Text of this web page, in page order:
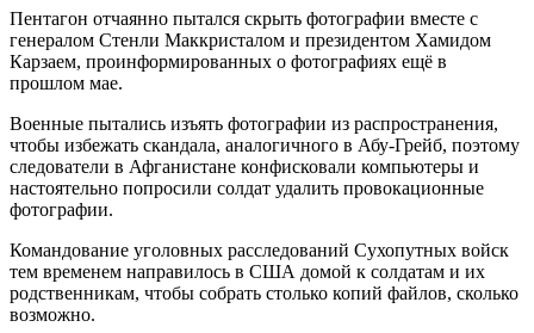
Пентагон отчаянно пытался скрыть фотографии вместе с
генералом Стенли Маккристалом и президентом Хамидом
Карзаем, проинформированных о фотографиях ещё в
прошлом мае.
Военные пытались изъять фотографии из распространения,
чтобы избежать скандала, аналогичного в Абу-Грейб, поэтому
следователи в Афганистане конфисковали компьютеры и
настоятельно попросили солдат удалить провокационные
фотографии.
Командование уголовных расследований Сухопутных войск
тем временем направилось в США домой к солдатам и их
родственникам, чтобы собрать столько копий файлов, сколько
возможно.